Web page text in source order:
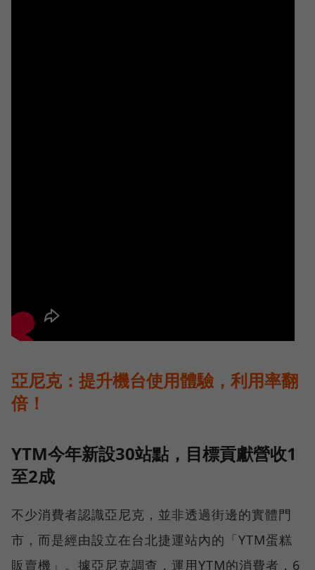
亞尼克：提升機台使用體驗，利用率翻
倍！
YTM今年新設30站點，目標貢獻營收1
至2成
不少消費者認識亞尼克，並非透過街邊的實體門
市，而是經由設立在台北捷運站內的「YTM蛋糕
販賣機」。據亞尼克調查，運用YTM的消費者，6